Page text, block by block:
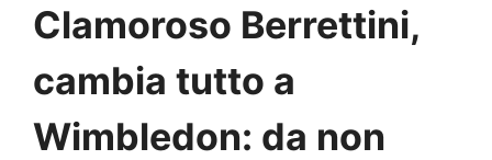
Clamoroso Berrettini,
cambia tutto a
Wimbledon: da non